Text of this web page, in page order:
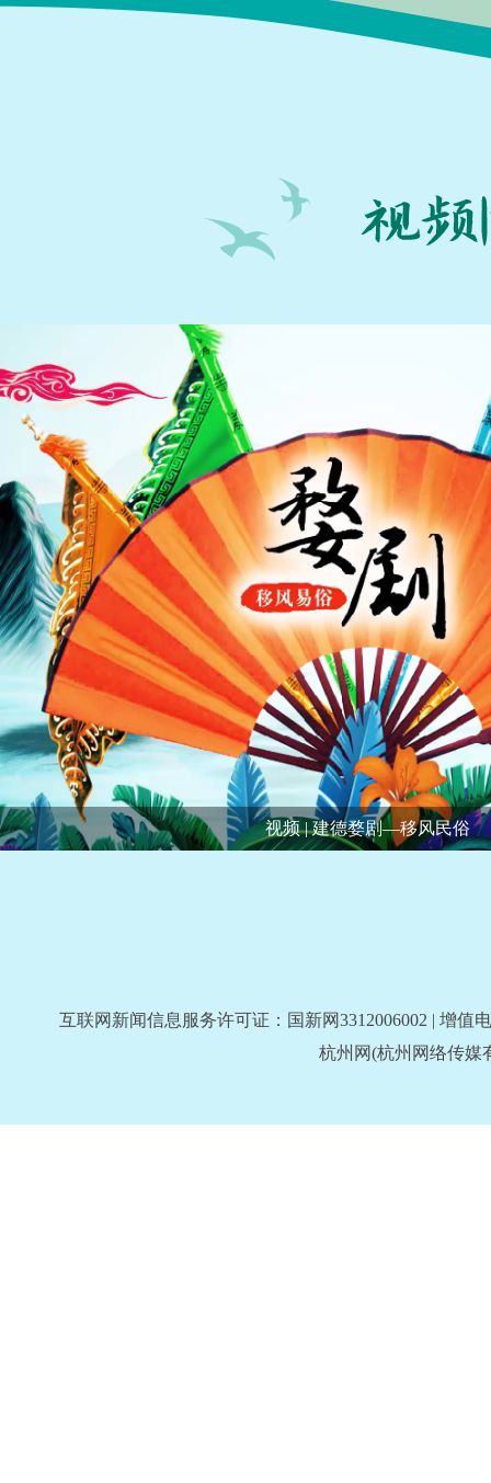
视频 | 建德婺剧—移风民俗
互联网新闻信息服务许可证：国新网3312006002 | 增值
杭州网(杭州网络传媒